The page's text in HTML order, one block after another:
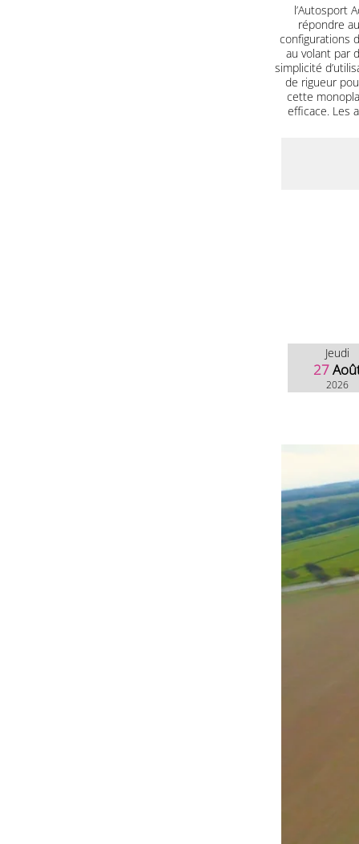
l’Autosport
répondre
configurations
au volant par
simplicité
de rigueur
cette
efficace. Les
Jeudi
27
2026